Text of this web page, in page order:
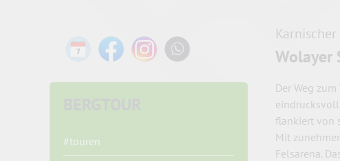
#touren
Wolayer
Der Weg
flankiert von
Mit
Felsarena.